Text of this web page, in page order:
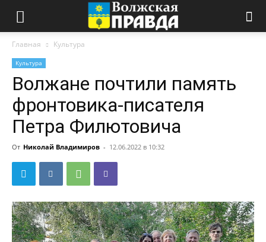
Главная Культура
Культура
Волжане почтили память
фронтовика-писателя
Петра Филютовича
От Николай Владимиров - 12.06.2022 в 10:32